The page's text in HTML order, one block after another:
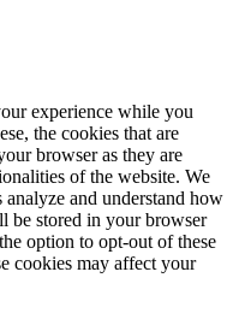
experience while you
the cookies that are
browser as they are
of the website. We
and understand how
be stored in your browser
option to opt-out of these
cookies may affect your